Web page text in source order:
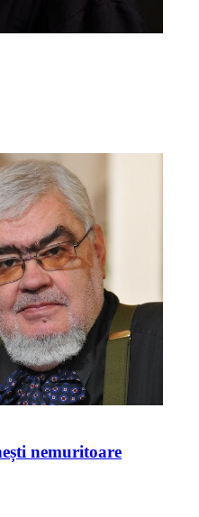
nemuritoare